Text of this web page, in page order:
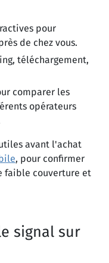
pour
de chez vous.
téléchargement,
comparer les
opérateurs
avant l'achat
, pour confirmer
faible couverture et
signal sur